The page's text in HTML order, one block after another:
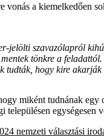
vonás a kiemelkedően
jelölti szavazólapról
tönkre a
tudták, hogy kire
miként tudnának
településen
nemzeti választási